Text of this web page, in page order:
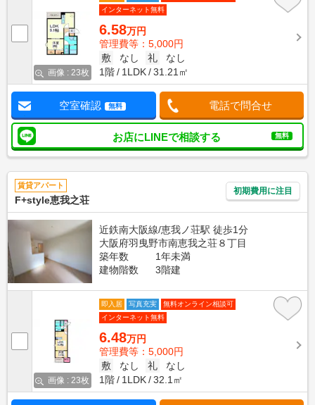
画像 : 23枚
インターネット無料
6.58万円
管理費等：5,000円
敷
なし 礼
なし
1階
1LDK 31.21㎡
空室確認 無料 電話で問合せ
お店にLINEで相談する 無料
賃貸アパート
F+style恵我之荘
初期費用に注目
近鉄南大阪線/恵我ノ荘駅 徒歩1分
大阪府羽曳野市南恵我之荘８丁目
築年数
1年未満
建物階数
3階建
画像 : 23枚
即入居 写真充実
無料オンライン相談可
インターネット無料
6.48万円
管理費等：5,000円
敷
なし 礼
なし
1階
1LDK 32.1㎡